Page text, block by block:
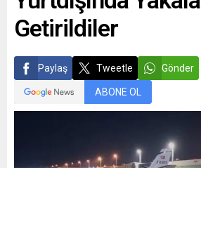
Getirildiler
Paylaş Tweetle Gönder
ABONE OL